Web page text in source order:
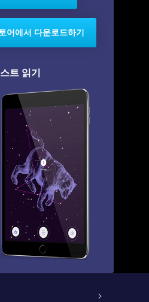
어에서 다운로드하기
트 읽기